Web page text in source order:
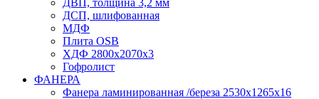
ДВП, толщина 3,2 мм
ДСП, шлифованная
МДФ
Плита OSB
ХДФ 2800х2070х3
Гофролист
ФАНЕРА
Фанера ламинированная /береза 2530х1265х16